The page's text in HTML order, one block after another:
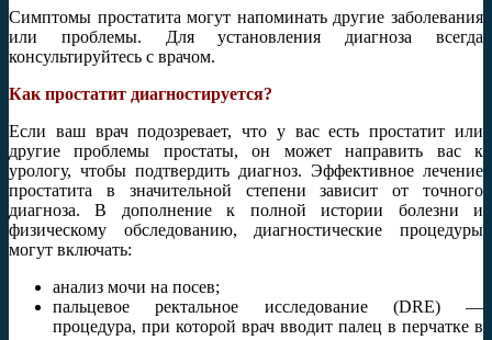
Симптомы простатита могут напоминать другие заболевания
или проблемы. Для установления диагноза всегда
консультируйтесь с врачом.
Как простатит диагностируется?
Если ваш врач подозревает, что у вас есть простатит или
другие проблемы простаты, он может направить вас к
урологу, чтобы подтвердить диагноз. Эффективное лечение
простатита в значительной степени зависит от точного
диагноза. В дополнение к полной истории болезни и
физическому обследованию, диагностические процедуры
могут включать:
анализ мочи на посев;
пальцевое ректальное исследование (DRE) —
процедура, при которой врач вводит палец в перчатке в